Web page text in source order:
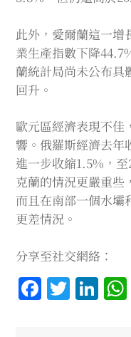
此外，愛爾蘭這一增
業生產指數下降
蘭統計局尚未公布具
回升。
歐元區經濟表現不佳
響。俄羅斯經濟去年
進一步收縮1.5%，
克蘭的情況更嚴重些
而且在南部一個水壩
更差情況。
分享至社交網絡：